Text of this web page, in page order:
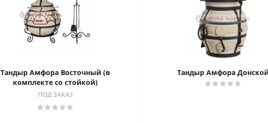
Тандыр Амфора Восточный (в
комплекте со стойкой)
ПОД ЗАКАЗ
Тандыр Амфора